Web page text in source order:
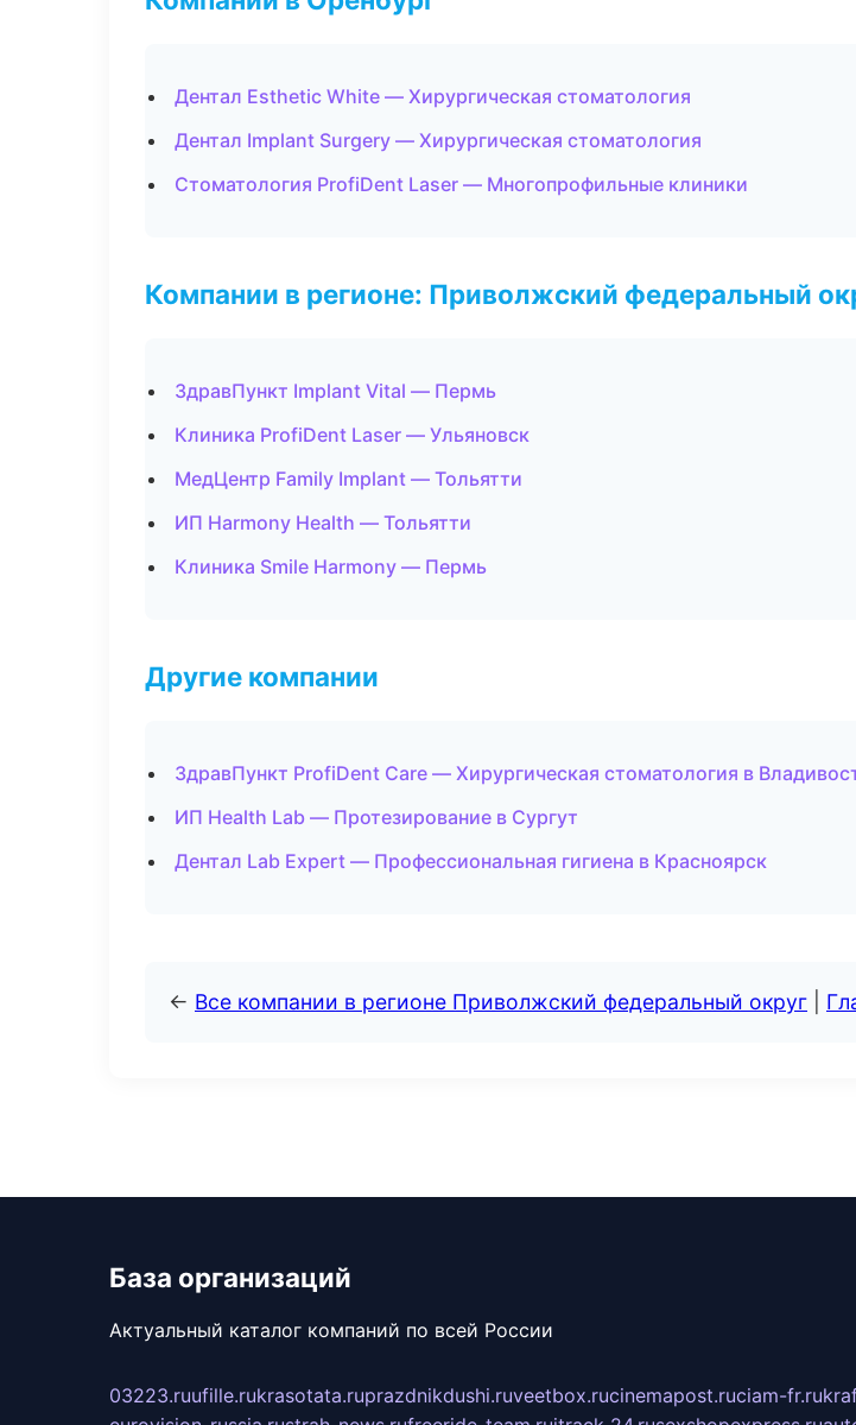
Дентал Esthetic White — Хирургическая стоматология
Дентал Implant Surgery — Хирургическая стоматология
Стоматология ProfiDent Laser — Многопрофильные клиники
Компании в регионе: Приволжский федеральный
ЗдравПункт Implant Vital — Пермь
Клиника ProfiDent Laser — Ульяновск
МедЦентр Family Implant — Тольятти
ИП Harmony Health — Тольятти
Клиника Smile Harmony — Пермь
Другие компании
ЗдравПункт ProfiDent Care — Хирургическая стоматология в
ИП Health Lab — Протезирование в Сургут
Дентал Lab Expert — Профессиональная гигиена в Красноярск
← Все компании в регионе Приволжский федеральный округ
База организаций
Актуальный каталог компаний по всей России
03223.ruufille.rukrasotata.ruprazdnikdushi.ruveetbox.rucinemapost.ruciam-fr.ru